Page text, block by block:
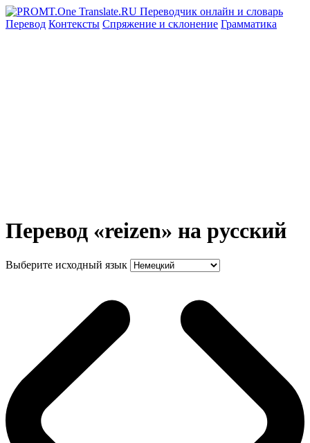
Перевод Контексты Спряжение и склонение Грамматика
Перевод «reizen» на русский
Выберите исходный язык